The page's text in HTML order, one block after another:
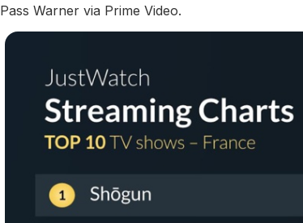
Pass Warner via Prime Video.